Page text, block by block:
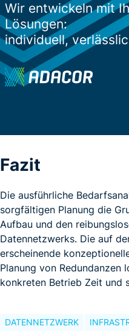
Wir entwickeln mit
Lösungen:
individuell,
Fazit
Die ausführliche
sorgfältigen Planung die
Aufbau und den
Datennetzwerks. Die auf
erscheinende
Planung von Redundanzen
konkreten Betrieb Zeit und
DATENNETZWERK